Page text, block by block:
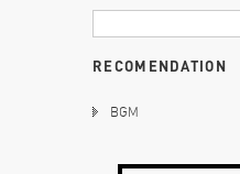
RECOMENDATION
BGM